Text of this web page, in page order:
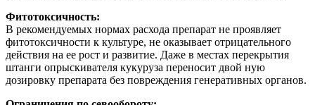
Фитотоксичность:
В рекомендуемых нормах расхода препарат не проявляет
фитотоксичности к культуре, не оказывает отрицательного
действия на ее рост и развитие. Даже в местах перекрытия
штанги опрыскивателя кукуруза переносит двой ную
дозировку препарата без повреждения генеративных органов.